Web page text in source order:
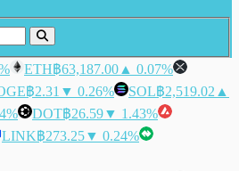
ETH฿63,187.00 ▲ 0.07%
฿2.31 ▼ 0.26% SOL฿2,519.02 ▲
DOT฿26.59▼ 1.43%
LINK฿273.25▼ 0.24%